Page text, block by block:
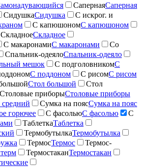
СапернаяСаперная
СидушкаСидушка
С искрог. и
С капюшономС капюшоном
СкладноеСкладное
С макаронамиС макаронами
Со
Спальник-одеялоСпальник-одеяло
мешок С подголовникомС
С поддоном С рисомС рисом
Стол большой
Стол
Столовые приборыСтоловые приборы
Сумка на поясСумка на пояс
горючее С фасольюС фасолью
С
ТаблеткаТаблетка
ТермобутылкаТермобутылка
ТермосТермос
Термос-
ТермостаканТермостакан